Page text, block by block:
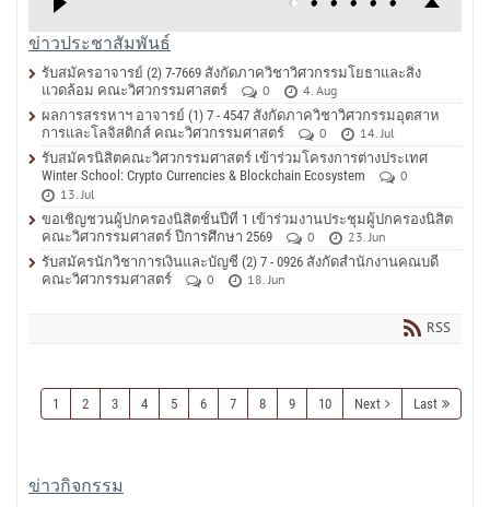
ข่าวประชาสัมพันธ์
รับสมัครอาจารย์ (2) 7-7669 สังกัดภาควิชาวิศวกรรมโยธาและสิ่ง
แวดล้อม คณะวิศวกรรมศาสตร์
0
4. Aug
ผลการสรรหาฯ อาจารย์ (1) 7 - 4547 สังกัดภาควิชาวิศวกรรมอุตสาห
การและโลจิสติกส์ คณะวิศวกรรมศาสตร์
0
14. Jul
รับสมัครนิสิตคณะวิศวกรรมศาสตร์ เข้าร่วมโครงการต่างประเทศ
Winter School: Crypto Currencies & Blockchain Ecosystem
0
13. Jul
ขอเชิญชวนผู้ปกครองนิสิตชั้นปีที่ 1 เข้าร่วมงานประชุมผู้ปกครองนิสิต
คณะวิศวกรรมศาสตร์ ปีการศึกษา 2569
0
23. Jun
รับสมัครนักวิชาการเงินและบัญชี (2) 7 - 0926 สังกัดสำนักงานคณบดี
คณะวิศวกรรมศาสตร์
0 18. Jun
RSS
1 2 3 4 5 6 7 8 9 10 Next Last
ข่าวกิจกรรม